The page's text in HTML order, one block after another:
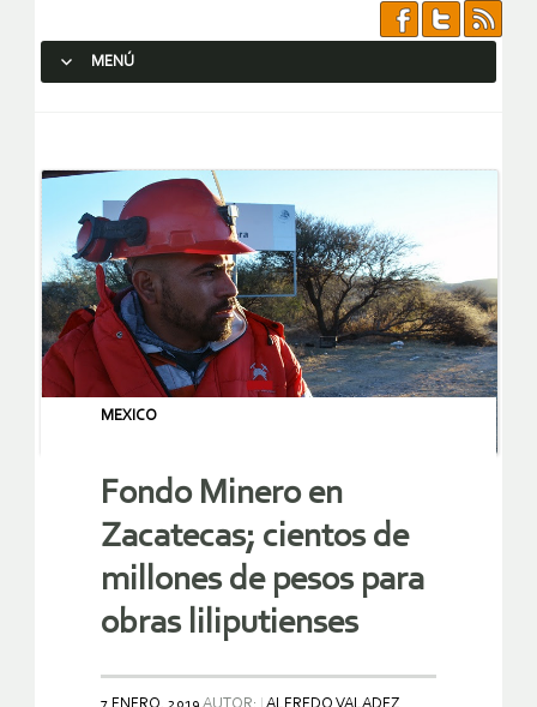
MENÚ
MEXICO
Fondo Minero en
Zacatecas; cientos de
millones de pesos para
obras liliputienses